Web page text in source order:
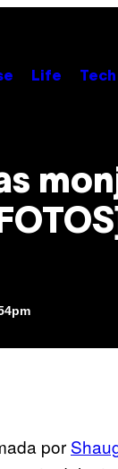
Life Tech
por